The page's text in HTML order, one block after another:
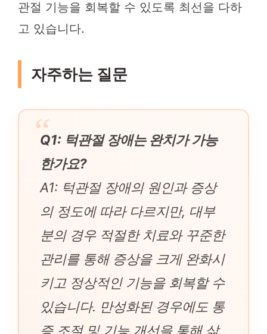
관절 기능을 회복할 수 있도록 최선을 다하
고 있습니다.
자주하는 질문
Q1: 턱관절 장애는 완치가 가능
한가요?
A1: 턱관절 장애의 원인과 증상
의 정도에 따라 다르지만, 대부
분의 경우 적절한 치료와 꾸준한
관리를 통해 증상을 크게 완화시
키고 정상적인 기능을 회복할 수
있습니다. 만성화된 경우에도 통
증 조절 및 기능 개선을 통해 삶